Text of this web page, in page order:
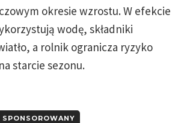
okresie wzrostu. W efekcie
wodę, składniki
a rolnik ogranicza ryzyko
starcie sezonu.